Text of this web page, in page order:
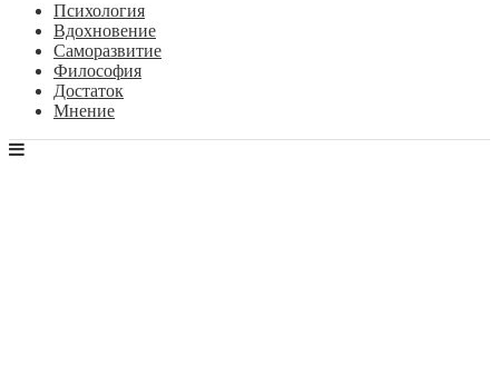
Психология
Вдохновение
Саморазвитие
Философия
Достаток
Мнение